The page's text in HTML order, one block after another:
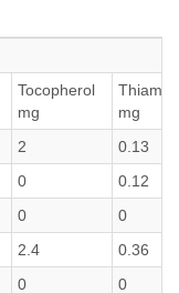
Tocopherol
mg
Thiamin
mg
2
0.13
0
0.12
0
0
2.4
0.36
0
0